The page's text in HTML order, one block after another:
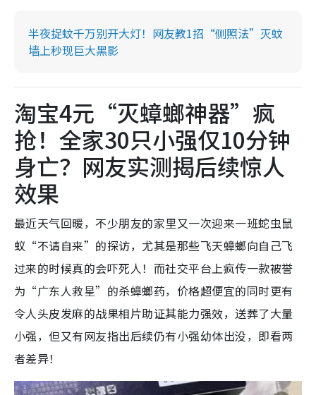
半夜捉蚊千万别开大灯！网友教1招“侧照法”灭蚊
墙上秒现巨大黑影
淘宝4元“灭蟑螂神器”疯
抢！全家30只小强仅10分钟
身亡？网友实测揭后续惊人
效果
最近天气回暖，不少朋友的家里又一次迎来一班蛇虫鼠
蚁“不请自来”的探访，尤其是那些飞天蟑螂向自己飞
过来的时候真的会吓死人！而社交平台上疯传一款被誉
为“广东人救星”的杀蟑螂药，价格超便宜的同时更有
令人头皮发麻的战果相片助证其能力强效，送葬了大量
小强，但又有网友指出后续仍有小强幼体出没，即看两
者差异！